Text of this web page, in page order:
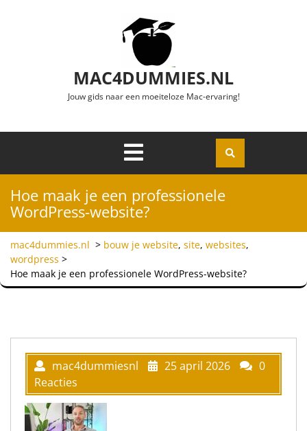
MAC4DUMMIES.NL
Jouw gids naar een moeiteloze Mac-ervaring!
Openen
Hoe maak je een professionele
WordPress-website?
mac4dummies.nl > bouw je website, site, websites,
wordpress >
Hoe maak je een professionele WordPress-website?
mac4dummiesnl 25 april 2026
0
Reacties